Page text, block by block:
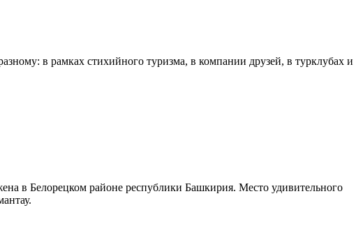
в рамках стихийного туризма, в компании друзей, в турклубах и
в Белорецком районе республики Башкирия. Место удивительного